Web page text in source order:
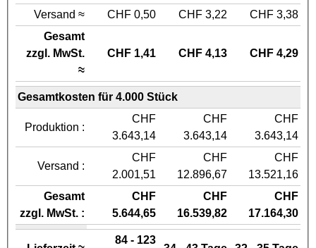
Versand ≈
CHF 0,50 CHF 3,22
CHF 3,38
Gesamt
zzgl. MwSt.
≈
CHF 1,41 CHF 4,13 CHF 4,29
Gesamtkosten für 4.000 Stück
Produktion :
CHF
3.643,14
CHF
3.643,14
CHF
3.643,14
Versand :
CHF
2.001,51
CHF
12.896,67
CHF
13.521,16
Gesamt
zzgl. MwSt. :
CHF
5.644,65
CHF
16.539,82
CHF
17.164,30
84 - 123